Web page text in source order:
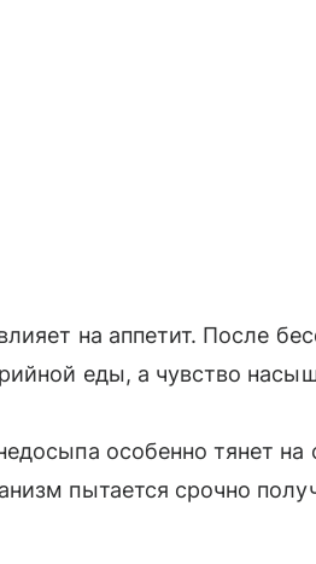
на аппетит. После
еды, а чувство
особенно тянет на
пытается срочно